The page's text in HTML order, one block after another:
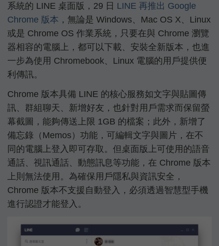
系統的 LINE 桌面版，29 日 LINE 再推出 Google
Chrome 版本 ，無論是 Windows、Mac OS X、Linux
或是 Chrome OS 作業系統，只要在與 Chrome 瀏覽
器相容的電腦上，都可以下載、安裝全新版本，也進
一步為使用 Chromebook、Linux 電腦的用戶提供便
利傳訊。
Chrome 版本具備 LINE 的核心服務如文字與貼圖傳
訊、群組聊天、新增好友，也針對用戶需求而保留螢
幕截圖，能夠傳送上限 1GB 的檔案；此外，新增了
備忘錄（Memos）功能，可編輯文字與圖片，在不
同的電腦上登入即可存取。但桌面版上可使用的語音
通話、視訊通話、動態訊息等功能，在 Chrome 版本
上則無法使用。為確保用戶隱私與資訊安全，
Chrome 版本不支援自動登入，必須透過智慧型手機
進行認證才能登入。